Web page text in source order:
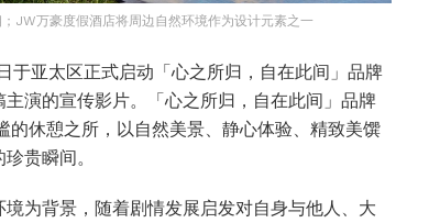
JW万豪度假酒店将周边自然环境作为设计元素之一
于亚太区正式启动「心之所归，自在此间」品牌
演的宣传影片。「心之所归，自在此间」品牌
休憩之所，以自然美景、静心体验、精致美馔
贵瞬间。
为背景，随着剧情发展启发对自身与他人、大